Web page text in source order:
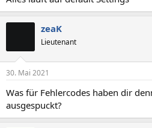
:
zeaK
Lieutenant
30. Mai 2021
Was für Fehlercodes haben dir
ausgespuckt?